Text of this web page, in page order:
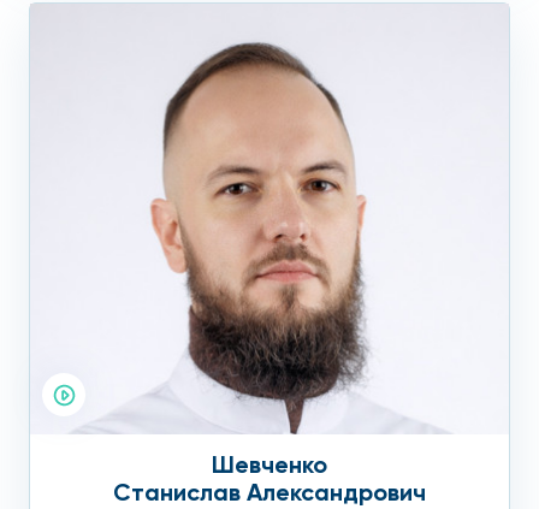
Шевченко
Станислав Александрович